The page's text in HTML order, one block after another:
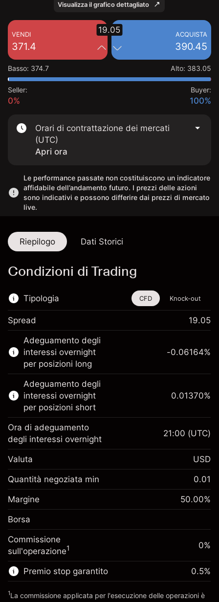
Visualizza il grafico dettagliato
VENDI
371.4
ACQUISTA
390.45
19.05
Basso: 374.7 Alto: 383.05
Seller:
0%
Buyer:
100%
Orari di contrattazione dei mercati
(UTC)
Apri ora
Le performance passate non costituiscono un indicatore
affidabile dell’andamento futuro. I prezzi delle azioni
sono indicativi e possono differire dai prezzi di mercato
live.
Riepilogo Dati Storici
Condizioni di Trading
Tipologia
Questo strumento finanziario è disponibile
per il trading di CFD e knock-out.
Scopri di più su:
CFD
Knock-out
CFD Knock-out
Spread 19.05
Adeguamento degli
interessi overnight
per posizioni long
Margine. Il tuo
$1,000.00
Adeguamento
finanziamento overnight
Oneri per l'intero valore della
posizione
-0.061644
%
(-$1.23)
Dimensione dell'operazione a leva
$2,000.00
Denaro da leva ~
Vai alla piattaforma
-0.06164%
Adeguamento degli
interessi overnight
per posizioni short
Margine. Il tuo
investimento
$1,000.00
finanziamento overnight
Oneri per l'intero valore della
posizione
($0.27)
Dimensione dell'operazione a leva
$2,000.00
0.01370%
Ora di adeguamento
degli interessi overnight
21:00 (UTC)
Valuta USD
Quantità negoziata min 0.01
Margine 50.00%
Borsa
Commissione
sull'operazione1 0%
Premio stop garantito 0.5%
1La commissione applicata per l'esecuzione delle operazioni è